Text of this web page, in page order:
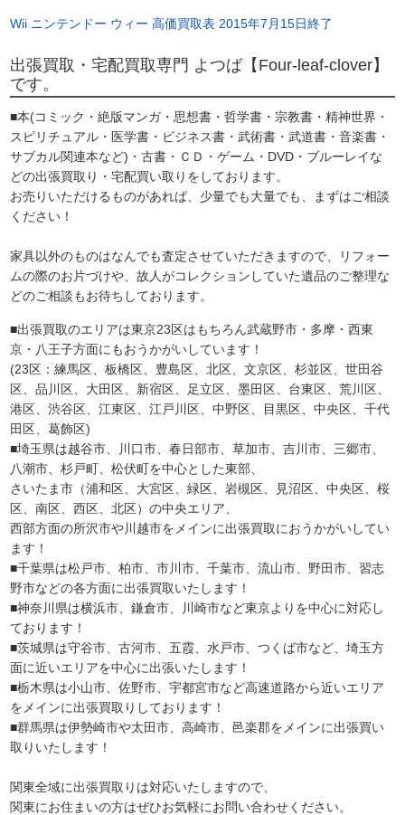
Wii ニンテンドー ウィー 高価買取表 2015年7月15日終了
出張買取・宅配買取専門 よつば【Four-leaf-clover】
です。
■本(コミック・絶版マンガ・思想書・哲学書・宗教書・精神世界・
スピリチュアル・医学書・ビジネス書・武術書・武道書・音楽書・
サブカル関連本など)・古書・ＣＤ・ゲーム・DVD・ブルーレイな
どの出張買取り・宅配買い取りをしております。
お売りいただけるものがあれば、少量でも大量でも、まずはご相談
ください！
家具以外のものはなんでも査定させていただきますので、リフォー
ムの際のお片づけや、故人がコレクションしていた遺品のご整理な
どのご相談もお待ちしております。
■出張買取のエリアは東京23区はもちろん武蔵野市・多摩・西東
京・八王子方面にもおうかがいしています！
(23区：練馬区、板橋区、豊島区、北区、文京区、杉並区、世田谷
区、品川区、大田区、新宿区、足立区、墨田区、台東区、荒川区、
港区、渋谷区、江東区、江戸川区、中野区、目黒区、中央区、千代
田区、葛飾区)
■埼玉県は越谷市、川口市、春日部市、草加市、吉川市、三郷市、
八潮市、杉戸町、松伏町を中心とした東部、
さいたま市（浦和区、大宮区、緑区、岩槻区、見沼区、中央区、桜
区、南区、西区、北区）の中央エリア、
西部方面の所沢市や川越市をメインに出張買取におうかがいしてい
ます！
■千葉県は松戸市、柏市、市川市、千葉市、流山市、野田市、習志
野市などの各方面に出張買取いたします！
■神奈川県は横浜市、鎌倉市、川崎市など東京よりを中心に対応し
ております！
■茨城県は守谷市、古河市、五霞、水戸市、つくば市など、埼玉方
面に近いエリアを中心に出張いたします！
■栃木県は小山市、佐野市、宇都宮市など高速道路から近いエリア
をメインに出張買取りしております！
■群馬県は伊勢崎市や太田市、高崎市、邑楽郡をメインに出張買い
取りいたします！
関東全域に出張買取りは対応いたしますので、
関東にお住まいの方はぜひお気軽にお問い合わせください。